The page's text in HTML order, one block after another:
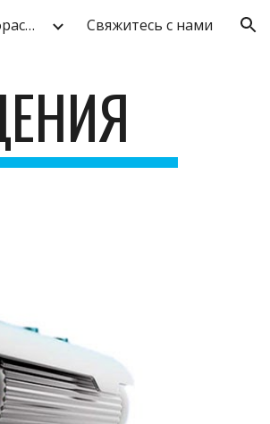
Обслуживание ИТ-инфраструктуры Свяжитесь с нами